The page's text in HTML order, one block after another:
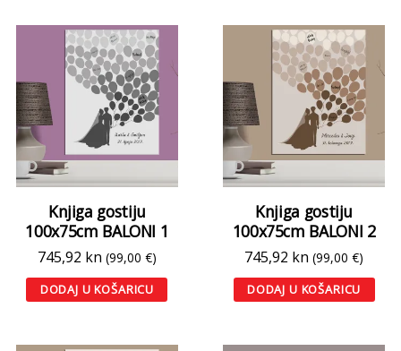
Knjiga gostiju
100x75cm BALONI 1
745,92 kn (99,00 €)
DODAJ U KOŠARICU
Knjiga gostiju
100x75cm BALONI 2
745,92 kn (99,00 €)
DODAJ U KOŠARICU